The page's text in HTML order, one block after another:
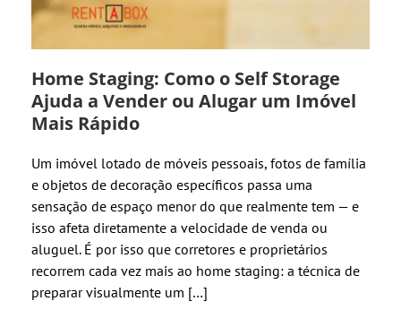
Home Staging: Como o Self Storage
Ajuda a Vender ou Alugar um Imóvel
Mais Rápido
Um imóvel lotado de móveis pessoais, fotos de família
e objetos de decoração específicos passa uma
sensação de espaço menor do que realmente tem — e
isso afeta diretamente a velocidade de venda ou
aluguel. É por isso que corretores e proprietários
recorrem cada vez mais ao home staging: a técnica de
preparar visualmente um […]